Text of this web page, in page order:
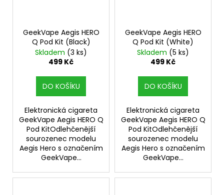
GeekVape Aegis HERO
Q Pod Kit (Black)
Skladem (3 ks)
499 Kč
DO KOŠÍKU
Elektronická cigareta
GeekVape Aegis HERO Q
Pod KitOdlehčenější
sourozenec modelu
Aegis Hero s označením
GeekVape...
GeekVape Aegis HERO
Q Pod Kit (White)
Skladem (5 ks)
499 Kč
DO KOŠÍKU
Elektronická cigareta
GeekVape Aegis HERO Q
Pod KitOdlehčenější
sourozenec modelu
Aegis Hero s označením
GeekVape...